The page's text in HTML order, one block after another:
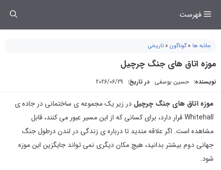
فهرست
جاذبه ها »گوناگون » تاریخی
موزه اتاق های جنگ چرچیل
نویسنده: حسین یوسفی در تاریخ: 2026/06/29
موزه اتاق های جنگ چرچیل در زیر یک مجموعه ی ساختمانی در جاده ی
Whitehall قرار دارد، برای کسانی که از این مسیر عبور می کنند، قابل
مشاهده است. اگر علاقه مندید تا درباره ی زندگی در لندن درطول جنگ
جهانی دوم بیشتر بدانید، هیچ مکان دیگری نمی تواند جایگزین این موزه
شود.